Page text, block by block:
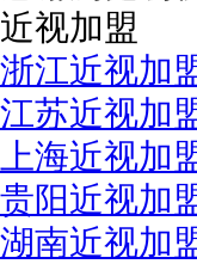
近视加盟
浙江近视加
江苏近视加
上海近视加
贵阳近视加
湖南近视加